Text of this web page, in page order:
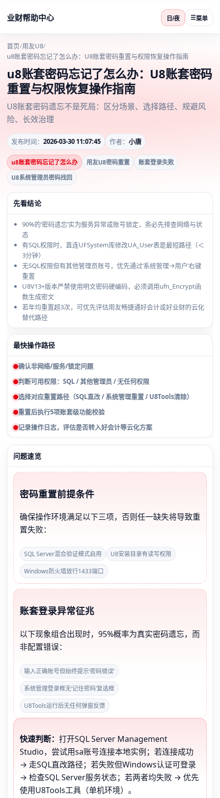
业财帮助中心 日/夜 ☰菜单
首页/用友U8/
u8账套密码忘记了怎么办：U8账套密码重置与权限恢复操作指南
u8账套密码忘记了怎么办：U8账套密码
重置与权限恢复操作指南
U8账套密码遗忘不是死局：区分场景、选择路径、规避风
险、长效治理
发布时间： 2026-03-30 11:07:45 作者： 小唐
u8账套密码忘记了怎么办 用友U8密码重置
账套登录失败
U8系统管理员密码找回
先看结论
90%的‘密码遗忘’实为服务异常或账号锁定，务必先排查网络与状
态
有SQL权限时，直连UFSystem库修改UA_User表是最短路径（＜
3分钟）
无SQL权限但有其他管理员账号，优先通过‘系统管理→用户’右键
重置
U8V13+版本严禁使用明文密码硬编码，必须调用ufn_Encrypt函
数生成密文
若年均重置超3次，可优先评估用友畅捷通好会计或好业财的云化
替代路径
最快操作路径
确认非网络/服务/锁定问题
判断可用权限：SQL / 其他管理员 / 无任何权限
选择对应重置路径（SQL直改 / 系统管理重置 / U8Tools清除）
重置后执行5项账套级功能校验
记录操作日志，评估是否转入好会计等云化方案
问题速览
密码重置前提条件
确保操作环境满足以下三项，否则任一缺失将导致重
置失败：
SQL Server混合验证模式启用 U8安装目录有读写权限
Windows防火墙放行1433端口
账套登录异常征兆
以下现象组合出现时，95%概率为真实密码遗忘，而
非配置错误：
输入正确账号但始终提示‘密码错误’
系统管理登录框无‘记住密码’复选框
U8Tools运行后无任何弹窗反馈
快速判断： 打开SQL Server Management
Studio，尝试用sa账号连接本地实例；若连接成功
→ 走SQL直改路径；若失败但Windows认证可登录
→ 检查SQL Server服务状态；若两者均失败 → 优先
使用U8Tools工具（单机环境）。